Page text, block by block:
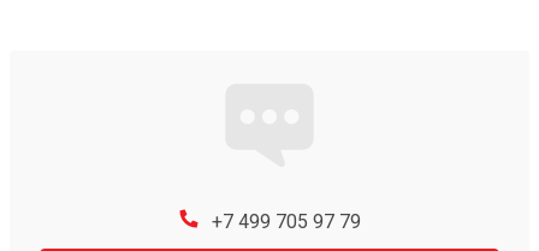
+7 499 705 97 79